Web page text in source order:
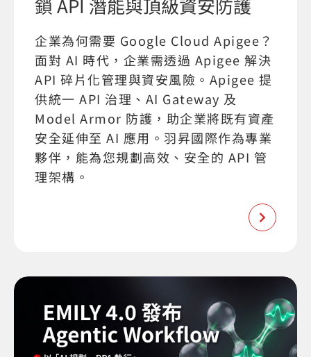
鎖 API 潛能與頂級資安防護
企業為何需要 Google Cloud Apigee？
面對 AI 時代，企業需透過 Apigee 解決
API 碎片化管理與資安風險。Apigee 提
供統一 API 治理、AI Gateway 及
Model Armor 防護，助企業將既有資產
安全延伸至 AI 應用。羽昇國際作為專業
夥伴，能為您規劃高效、安全的 API 管
理架構。